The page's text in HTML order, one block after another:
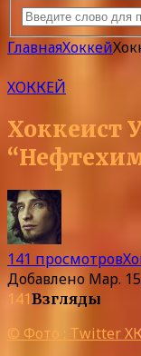
ГлавнаяХоккей
ХОККЕЙ
Хоккеист
141 просмотров
Добавлено Мар.
141Взгляды
© Фото : Twitter